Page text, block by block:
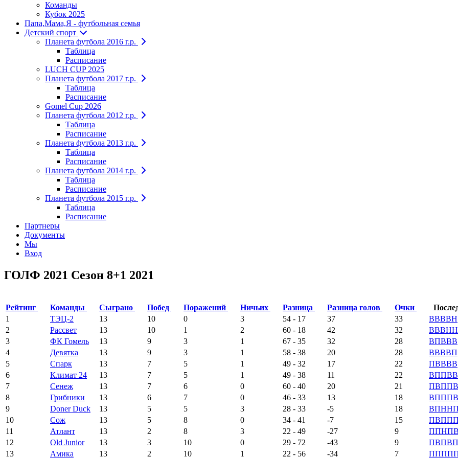
Команды
Кубок 2025
Папа,Мама,Я - футбольная семья
Детский спорт
Планета футбола 2016 г.р.
Таблица
Расписание
LUCH CUP 2025
Планета футбола 2017 г.р.
Таблица
Расписание
Gomel Cup 2026
Планета футбола 2012 г.р.
Таблица
Расписание
Планета футбола 2013 г.р.
Таблица
Расписание
Планета футбола 2014 г.р.
Таблица
Расписание
Планета футбола 2015 г.р.
Таблица
Расписание
Партнеры
Документы
Мы
Вход
ГОЛФ 2021 Сезон 8+1 2021
Рейтинг Команды Сыграно Побед Поражений Ничьих Разница Разница голов Очки
1
ТЭЦ-2 13 10 0 3 54 - 17 37 33 ВВВВН
2
Рассвет 13 10 1 2 60 - 18 42 32 ВВВНН
3
ФК Гомель 13 9 3 1 67 - 35 32 28 ВПВВВ
4
Девятка 13 9 3 1 58 - 38 20 28 ВВВВП
5
Спарк 13 7 5 1 49 - 32 17 22 ПВВВВ
6
Климат 24 13 7 5 1 49 - 38 11 22 ВППВВ
7
Сенеж 13 7 6 0 60 - 40 20 21 ПВППВ
8
Грибники 13 6 7 0 46 - 33 13 18 ВПППВ
9
Doner Duck 13 5 5 3 28 - 33 -5 18 ВПНН
10
Сож 13 5 8 0 34 - 41 -7 15 ПВПП
11
Атлант 13 2 8 3 22 - 49 -27 9 ППНП
12
Old Junior 13 3 10 0 29 - 72 -43 9 ПВПВП
13
Амика 13 2 10 1 22 - 56 -34 7 ПППП